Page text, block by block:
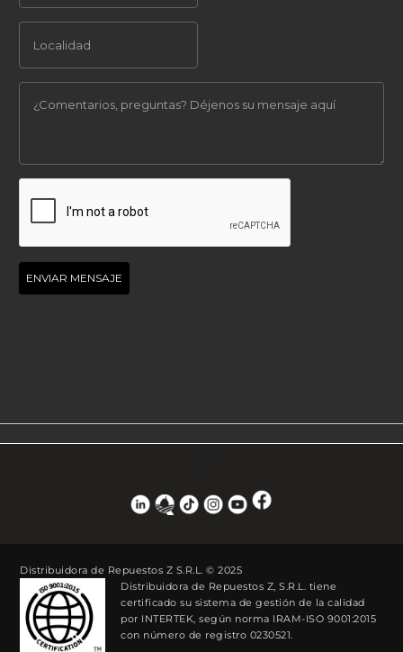
Distribuidora de Repuestos Z S.R.L. © 2025
Distribuidora de Repuestos Z, S.R.L. tiene
certificado su sistema de gestión de la calidad
por INTERTEK, según norma IRAM-ISO 9001:2015
con número de registro 0230521.